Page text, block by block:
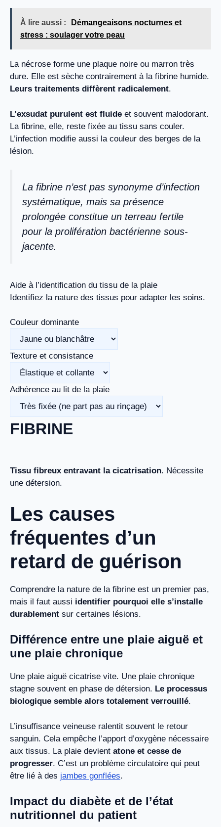
À lire aussi :
Démangeaisons nocturnes et
stress : soulager votre peau
La nécrose forme une plaque noire ou marron très
dure. Elle est sèche contrairement à la fibrine humide.
Leurs traitements diffèrent radicalement.
L’exsudat purulent est fluide et souvent malodorant.
La fibrine, elle, reste fixée au tissu sans couler.
L’infection modifie aussi la couleur des berges de la
lésion.
La fibrine n’est pas synonyme d’infection
systématique, mais sa présence
prolongée constitue un terreau fertile
pour la prolifération bactérienne sous-
jacente.
Aide à l’identification du tissu de la plaie
Identifiez la nature des tissus pour adapter les soins.
Couleur dominante
Texture et consistance
Adhérence au lit de la plaie
FIBRINE
Tissu fibreux entravant la cicatrisation. Nécessite
une détersion.
Les causes
fréquentes d’un
retard de guérison
Comprendre la nature de la fibrine est un premier pas,
mais il faut aussi identifier pourquoi elle s’installe
durablement sur certaines lésions.
Différence entre une plaie aiguë et
une plaie chronique
Une plaie aiguë cicatrise vite. Une plaie chronique
stagne souvent en phase de détersion. Le processus
biologique semble alors totalement verrouillé.
L’insuffisance veineuse ralentit souvent le retour
sanguin. Cela empêche l’apport d’oxygène nécessaire
aux tissus. La plaie devient atone et cesse de
progresser. C’est un problème circulatoire qui peut
être lié à des jambes gonflées.
Impact du diabète et de l’état
nutritionnel du patient